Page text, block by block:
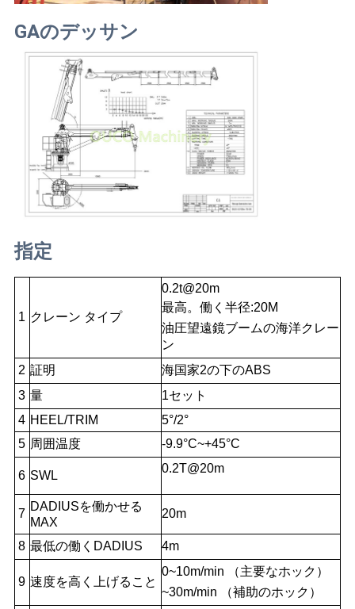
CONTACT
ラ
イ
バ
ー
ポ
リ
シ
ー
GAのデッサン
指定
1 クレーン タイプ
0.2t@20m
最高。働く半径:20M
油圧望遠鏡ブームの海洋クレー
ン
2 証明
海国家2の下のABS
3 量
1セット
4 HEEL/TRIM
5°/2°
5 周囲温度 -9.9°C~+45°C
6 SWL
0.2T@20m
7
DADIUSを働かせる
MAX
20m
8 最低の働くDADIUS 4m
9 速度を高く上げること
0~10m/min （主要なホック）
~30m/min （補助のホック）